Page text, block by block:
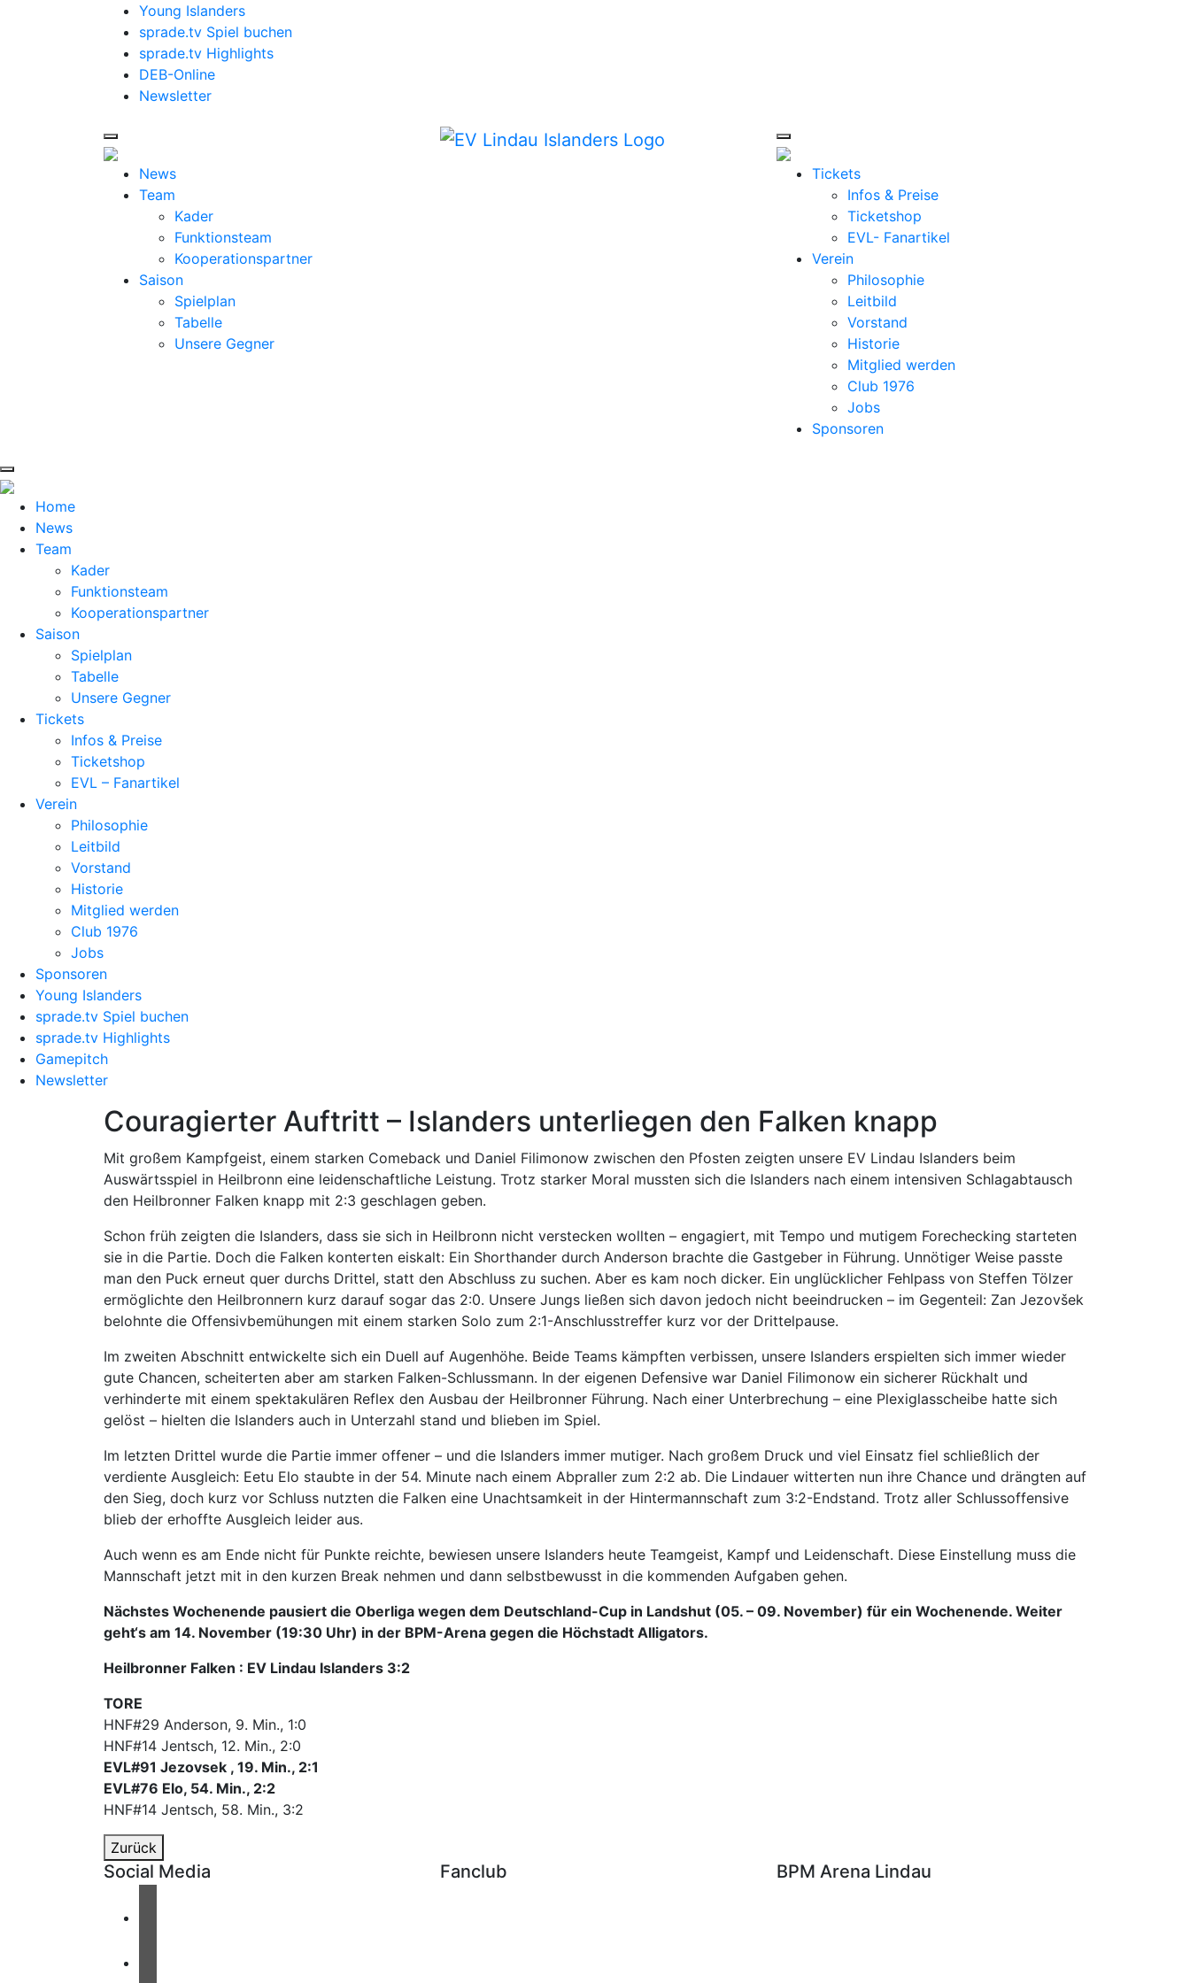
Young Islanders
sprade.tv Spiel buchen
sprade.tv Highlights
DEB-Online
Newsletter
News
Team
Kader
Funktionsteam
Kooperationspartner
Saison
Spielplan
Tabelle
Unsere Gegner
Tickets
Infos & Preise
Ticketshop
EVL- Fanartikel
Verein
Philosophie
Leitbild
Vorstand
Historie
Mitglied werden
Club 1976
Jobs
Sponsoren
Home
News
Team
Kader
Funktionsteam
Kooperationspartner
Saison
Spielplan
Tabelle
Unsere Gegner
Tickets
Infos & Preise
Ticketshop
EVL – Fanartikel
Verein
Philosophie
Leitbild
Vorstand
Historie
Mitglied werden
Club 1976
Jobs
Sponsoren
Young Islanders
sprade.tv Spiel buchen
sprade.tv Highlights
Gamepitch
Newsletter
Couragierter Auftritt – Islanders unterliegen den Falken knapp
Mit großem Kampfgeist, einem starken Comeback und Daniel Filimonow zwischen den Pfosten zeigten unsere EV Lindau Islanders beim
Auswärtsspiel in Heilbronn eine leidenschaftliche Leistung. Trotz starker Moral mussten sich die Islanders nach einem intensiven Schlagabtausch
den Heilbronner Falken knapp mit 2:3 geschlagen geben.
Schon früh zeigten die Islanders, dass sie sich in Heilbronn nicht verstecken wollten – engagiert, mit Tempo und mutigem Forechecking starteten
sie in die Partie. Doch die Falken konterten eiskalt: Ein Shorthander durch Anderson brachte die Gastgeber in Führung. Unnötiger Weise passte
man den Puck erneut quer durchs Drittel, statt den Abschluss zu suchen. Aber es kam noch dicker. Ein unglücklicher Fehlpass von Steffen Tölzer
ermöglichte den Heilbronnern kurz darauf sogar das 2:0. Unsere Jungs ließen sich davon jedoch nicht beeindrucken – im Gegenteil: Zan Jezovšek
belohnte die Offensivbemühungen mit einem starken Solo zum 2:1-Anschlusstreffer kurz vor der Drittelpause.
Im zweiten Abschnitt entwickelte sich ein Duell auf Augenhöhe. Beide Teams kämpften verbissen, unsere Islanders erspielten sich immer wieder
gute Chancen, scheiterten aber am starken Falken-Schlussmann. In der eigenen Defensive war Daniel Filimonow ein sicherer Rückhalt und
verhinderte mit einem spektakulären Reflex den Ausbau der Heilbronner Führung. Nach einer Unterbrechung – eine Plexiglasscheibe hatte sich
gelöst – hielten die Islanders auch in Unterzahl stand und blieben im Spiel.
Im letzten Drittel wurde die Partie immer offener – und die Islanders immer mutiger. Nach großem Druck und viel Einsatz fiel schließlich der
verdiente Ausgleich: Eetu Elo staubte in der 54. Minute nach einem Abpraller zum 2:2 ab. Die Lindauer witterten nun ihre Chance und drängten auf
den Sieg, doch kurz vor Schluss nutzten die Falken eine Unachtsamkeit in der Hintermannschaft zum 3:2-Endstand. Trotz aller Schlussoffensive
blieb der erhoffte Ausgleich leider aus.
Auch wenn es am Ende nicht für Punkte reichte, bewiesen unsere Islanders heute Teamgeist, Kampf und Leidenschaft. Diese Einstellung muss die
Mannschaft jetzt mit in den kurzen Break nehmen und dann selbstbewusst in die kommenden Aufgaben gehen.
Nächstes Wochenende pausiert die Oberliga wegen dem Deutschland-Cup in Landshut (05. – 09. November) für ein Wochenende. Weiter
geht‘s am 14. November (19:30 Uhr) in der BPM-Arena gegen die Höchstadt Alligators.
Heilbronner Falken : EV Lindau Islanders 3:2
TORE
HNF#29 Anderson, 9. Min., 1:0
HNF#14 Jentsch, 12. Min., 2:0
EVL#91 Jezovsek , 19. Min., 2:1
EVL#76 Elo, 54. Min., 2:2
HNF#14 Jentsch, 58. Min., 3:2
Zurück
Social Media Fanclub BPM Arena Lindau